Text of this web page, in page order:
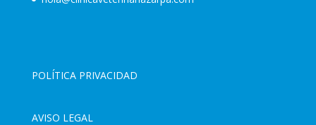
POLÍTICA PRIVACIDAD
AVISO LEGAL